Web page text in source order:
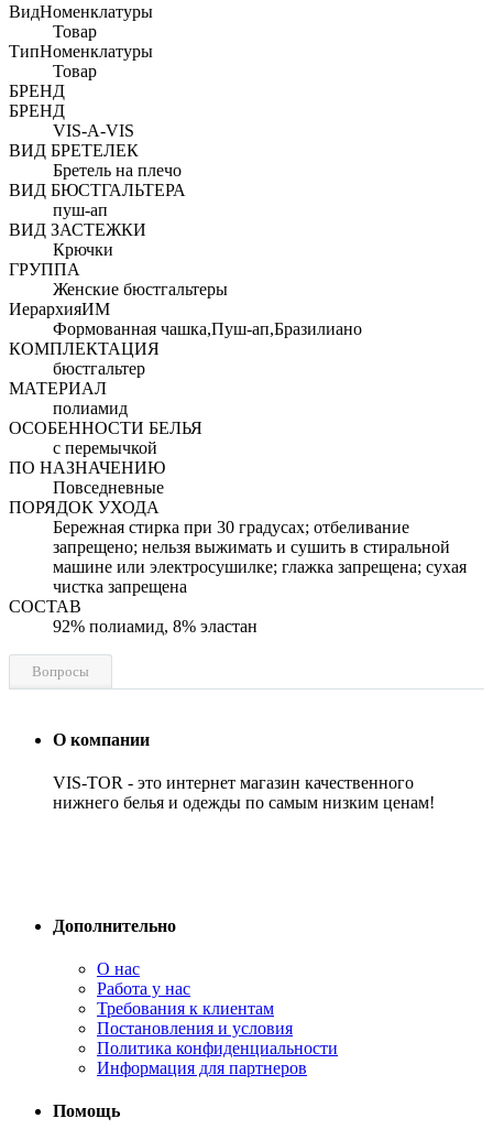
ВидНоменклатуры
Товар
ТипНоменклатуры
Товар
БРЕНД
БРЕНД
VIS-A-VIS
ВИД БРЕТЕЛЕК
Бретель на плечо
ВИД БЮСТГАЛЬТЕРА
пуш-ап
ВИД ЗАСТЕЖКИ
Крючки
ГРУППА
Женские бюстгальтеры
ИерархияИМ
Формованная чашка,Пуш-ап,Бразилиано
КОМПЛЕКТАЦИЯ
бюстгальтер
МАТЕРИАЛ
полиамид
ОСОБЕННОСТИ БЕЛЬЯ
с перемычкой
ПО НАЗНАЧЕНИЮ
Повседневные
ПОРЯДОК УХОДА
Бережная стирка при 30 градусах; отбеливание
запрещено; нельзя выжимать и сушить в стиральной
машине или электросушилке; глажка запрещена; сухая
чистка запрещена
СОСТАВ
92% полиамид, 8% эластан
Вопросы
О компании
VIS-TOR - это интернет магазин качественного
нижнего белья и одежды по самым низким ценам!
Дополнительно
О нас
Работа у нас
Требования к клиентам
Постановления и условия
Политика конфиденциальности
Информация для партнеров
Помощь